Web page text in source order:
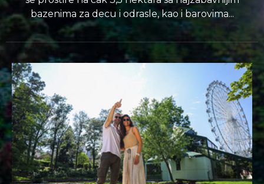
bazenima za decu i odrasle, kao i barovima...